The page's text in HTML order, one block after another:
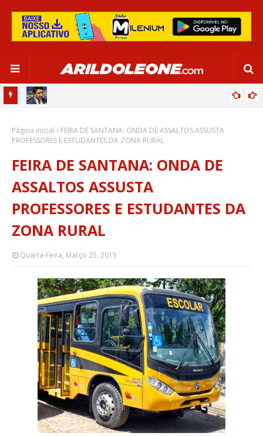
“SATISFAÇÃO MUITO GRANDE”
Página inicial
FEIRA DE SANTANA: ONDA DE ASSALTOS ASSUSTA
PROFESSORES E ESTUDANTES DA ZONA RURAL
FEIRA DE SANTANA: ONDA DE
ASSALTOS ASSUSTA
PROFESSORES E ESTUDANTES DA
ZONA RURAL
Quarta-Feira, Março 25, 2015